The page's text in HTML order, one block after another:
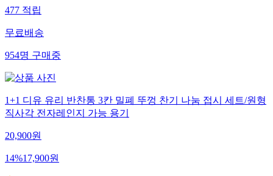
477적립
무료배송
954명구매중
1+1 디유 유리 반찬통 3칸 밀폐 뚜껑 찬기 나눔 접시 세트/원형
직사각 전자레인지 가능 용기
20,900원
14%17,900원